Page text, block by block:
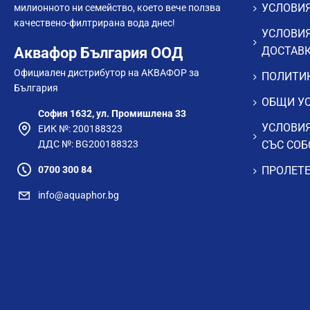
Филтрираща система:подходящ
Произведено в:Италия
Гаранция:за повече информация натиснете
ЗА КОГО Е ПОДХОДЯЩ?
FRANKE Lina Clear Water 2.0 MB е подходящ избор за
система за пречистване на вода, без компромис с
съвременни кухни с тъмни, минималистични или
милионното ни семейство, което вече ползва
качествено-филтрирана вода днес!
Аквафор България ООД
Официален дистрибутор на АКВАФОР за
България
София 1632, ул. Промишлена 33
ЕИК №: 200188323
ДДС №: BG200188323
0700 300 84
info@aquaphor.bg
ОБЩИ
СЪС